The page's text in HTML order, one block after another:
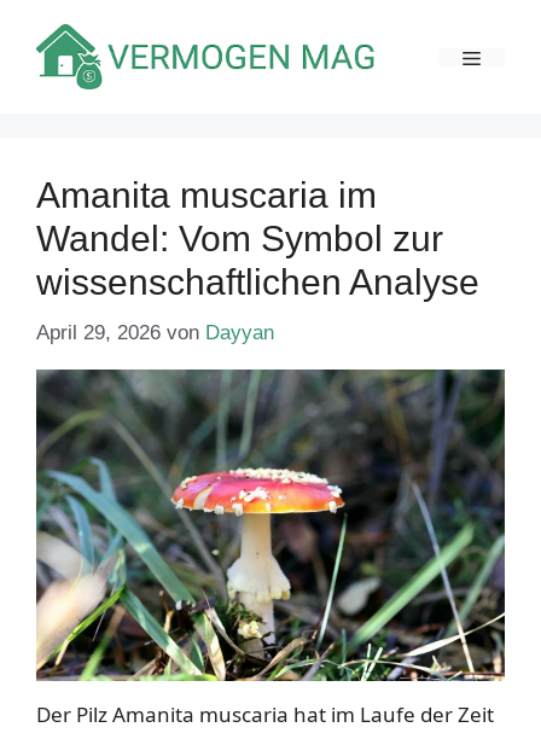
Inhalt
springen
Amanita muscaria im
Wandel: Vom Symbol zur
wissenschaftlichen Analyse
April 29, 2026 von Dayyan
Der Pilz Amanita muscaria hat im Laufe der Zeit